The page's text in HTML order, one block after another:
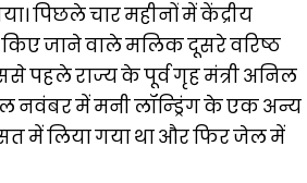
पिछले चार महीनों में केंद्रीय
किए जाने वाले मलिक दूसरे वरिष्ठ
पहले राज्य के पूर्व गृह मंत्री अनिल
में मनी लॉन्ड्रिंग के एक अन्य
में लिया गया था और फिर जेल में